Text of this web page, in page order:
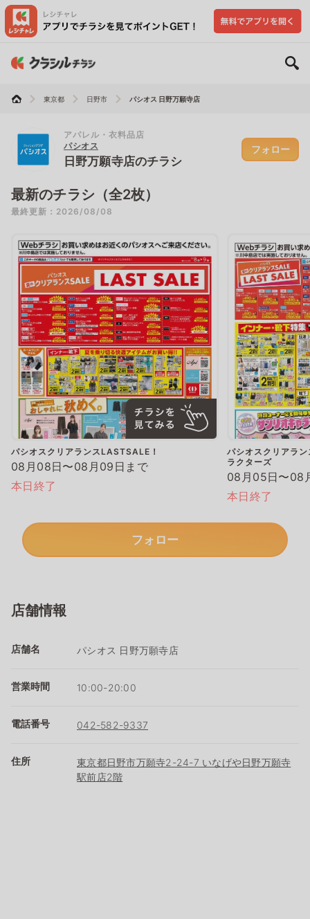
東京都 日野市 パシオス 日野万願寺店
アパレル・衣料品店
パシオス
日野万願寺店のチラシ
フォロー
最新のチラシ（全2枚）
最終更新：2026/08/08
パシオスクリアランスLASTSALE！
08月08日〜08月09日まで
本日終了
パシオスクリアラ
ラクターズ
08月05日〜08
本日終了
フォロー
店舗情報
店舗名 パシオス 日野万願寺店
営業時間 10:00-20:00
電話番号 042-582-9337
住所
東京都日野市万願寺2-24-7 いなげや日野万願寺
駅前店2階